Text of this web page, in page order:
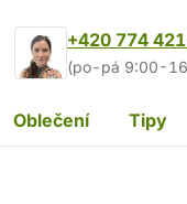
+420 774
(po-pá 9:00-
Oblečení Tipy